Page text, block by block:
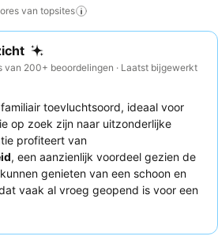
van topsites
van 200+ beoordelingen · Laatst bijgewerkt
toevluchtsoord, ideaal voor
op zoek zijn naar uitzonderlijke
profiteert van
, een aanzienlijk voordeel gezien de
genieten van een schoon en
vaak al vroeg geopend is voor een
geprezen om hun uitzonderlijke